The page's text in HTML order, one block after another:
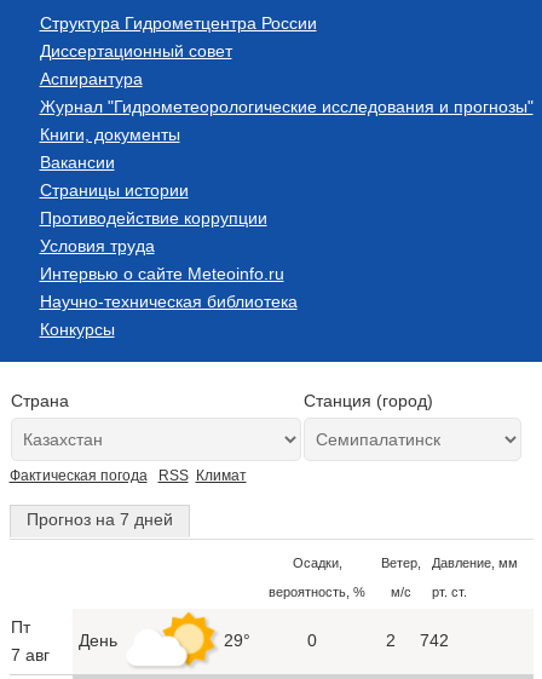
Структура Гидрометцентра России
Диссертационный совет
Аспирантура
Журнал "Гидрометеорологические исследования и прогнозы"
Книги, документы
Вакансии
Страницы истории
Противодействие коррупции
Условия труда
Интервью о сайте Meteoinfo.ru
Научно-техническая библиотека
Конкурсы
Страна Станция (город)
Фактическая погода RSS Климат
Прогноз на 7 дней
Осадки,
вероятность, %
Ветер,
м/с
Давление, мм
рт. ст.
Пт
7 авг
День 29° 0 2 742